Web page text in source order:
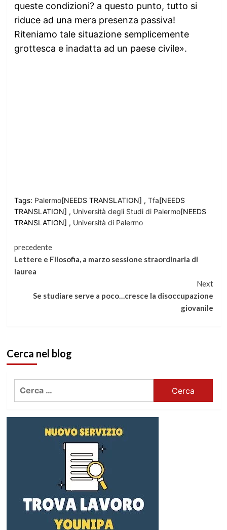
queste condizioni? a questo punto, tutto si
riduce ad una mera presenza passiva!
Riteniamo tale situazione semplicemente
grottesca e inadatta ad un paese civile».
Tags: Palermo[NEEDS TRANSLATION] , Tfa[NEEDS
TRANSLATION] , Università degli Studi di Palermo[NEEDS
TRANSLATION] , Università di Palermo
Continua
a
leggere
precedente
Lettere e Filosofia, a marzo sessione straordinaria di
laurea
Next
Se studiare serve a poco…cresce la disoccupazione
giovanile
Cerca nel blog
Ricerca